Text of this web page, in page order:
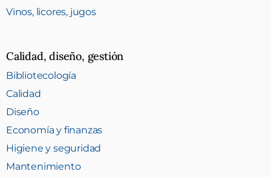
Vinos, licores, jugos
Calidad, diseño, gestión
Bibliotecología
Calidad
Diseño
Economía y finanzas
Higiene y seguridad
Mantenimiento